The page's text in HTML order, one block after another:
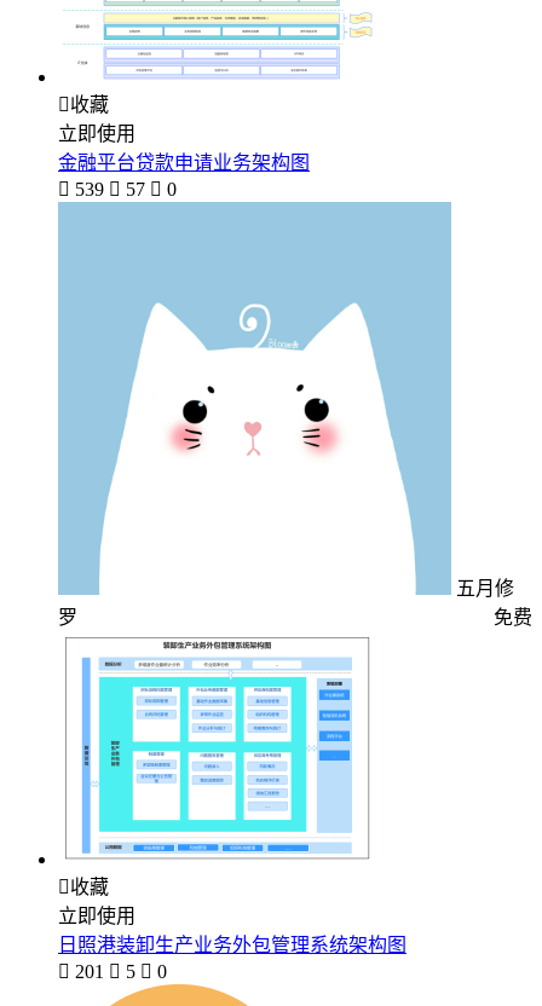
收藏
立即使用
金融平台贷款申请业务架构图
 539  57  0
五月修
罗
免费
收藏
立即使用
日照港装卸生产业务外包管理系统架构图
 201  5  0